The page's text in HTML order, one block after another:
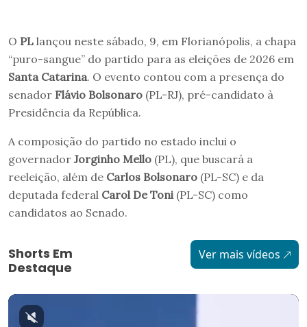
O PL lançou neste sábado, 9, em Florianópolis, a chapa
“puro-sangue” do partido para as eleições de 2026 em
Santa Catarina. O evento contou com a presença do
senador Flávio Bolsonaro (PL-RJ), pré-candidato à
Presidência da República.
A composição do partido no estado inclui o
governador Jorginho Mello (PL), que buscará a
reeleição, além de Carlos Bolsonaro (PL-SC) e da
deputada federal Carol De Toni (PL-SC) como
candidatos ao Senado.
Shorts Em
Destaque
Ver mais vídeos